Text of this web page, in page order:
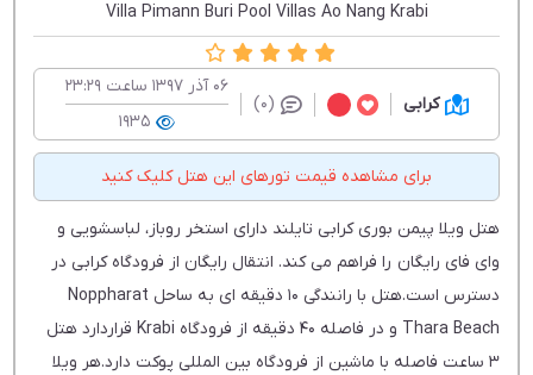
Villa Pimann Buri Pool Villas Ao Nang Krabi
کرابی (0)
06 آذر 1397 ساعت 23:29
1935
برای مشاهده قیمت تورهای این هتل کلیک کنید
هتل ویلا پیمن بوری کرابی تایلند دارای استخر روباز، لباسشویی و
وای فای رایگان را فراهم می کند. انتقال رایگان از فرودگاه کرابی در
دسترس است.هتل با رانندگی 10 دقیقه ای به ساحل Noppharat
Thara Beach و در فاصله 40 دقیقه از فرودگاه Krabi قراردارد هتل
3 ساعت فاصله با ماشین از فرودگاه بین المللی پوکت دارد.هر ویلا